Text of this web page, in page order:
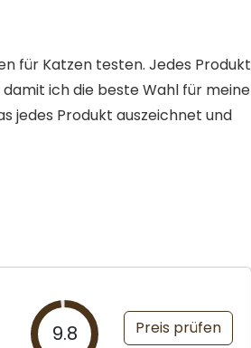
für Katzen testen. Jedes Produkt
ich die beste Wahl für meine
jedes Produkt auszeichnet und
9.8 Preis prüfen